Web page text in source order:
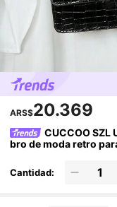
ARS$20.369
CUCCOO SZL
bro de moda retro
o cuadrado casual
án, bolso de compras
Cantidad: